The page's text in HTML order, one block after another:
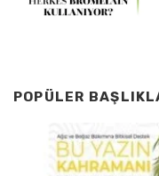
POPÜLER